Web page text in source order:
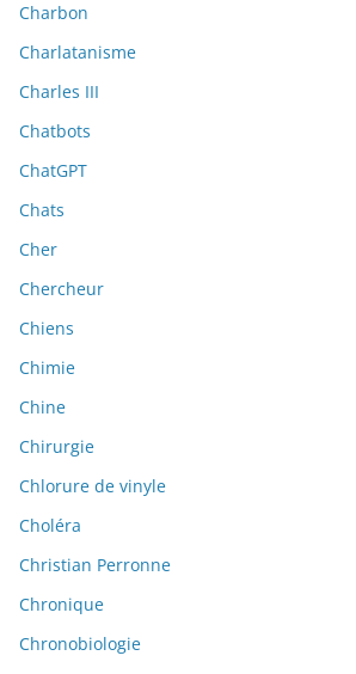
Charbon
Charlatanisme
Charles III
Chatbots
ChatGPT
Chats
Cher
Chercheur
Chiens
Chimie
Chine
Chirurgie
Chlorure de vinyle
Choléra
Christian Perronne
Chronique
Chronobiologie